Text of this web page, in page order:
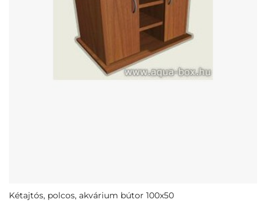
Kétajtós, polcos, akvárium bútor 100x50